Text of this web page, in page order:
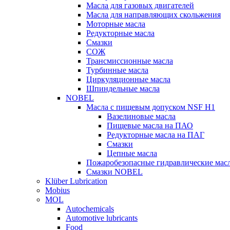
Масла для газовых двигателей
Масла для направляющих скольжения
Моторные масла
Редукторные масла
Смазки
СОЖ
Трансмиссионные масла
Турбинные масла
Циркуляционные масла
Шпиндельные масла
NOBEL
Масла с пищевым допуском NSF H1
Вазелиновые масла
Пищевые масла на ПАО
Редукторные масла на ПАГ
Смазки
Цепные масла
Пожаробезопасные гидравлические
Смазки NOBEL
Klüber Lubrication
Mobius
MOL
Autochemicals
Automotive lubricants
Food